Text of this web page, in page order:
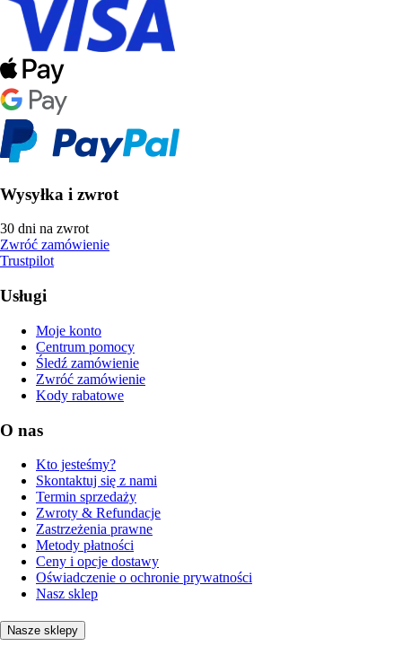
Wysyłka i zwrot
30 dni na zwrot
Zwróć zamówienie
Trustpilot
Usługi
Moje konto
Centrum pomocy
Śledź zamówienie
Zwróć zamówienie
Kody rabatowe
O nas
Kto jesteśmy?
Skontaktuj się z nami
Termin sprzedaży
Zwroty & Refundacje
Zastrzeżenia prawne
Metody płatności
Ceny i opcje dostawy
Oświadczenie o ochronie prywatności
Nasz sklep
Nasze sklepy